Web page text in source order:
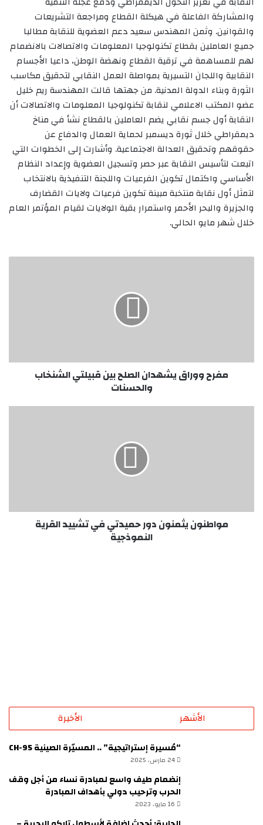
والمشاركة الفاعلة في هيكلة القطاع ومراجعة التشريعات
والقوانين. وثمن المهندس سعيد دعم العضوية للنقابة مطالبا
جميع العاملين بقطاع تكنولوجيا المعلومات والاتصالات بالانضمام
لهم للمساهمة في ترقية القطاع ونهضة الوطن، داعيا الأجسام
النقابية واللجان التسيرية بمواصلة العمل النقابي لتحقيق مكاسب
الثورة وبناء الدولة المدنية. من جهتها قالت المهندسة ريم خليل
عضو المكتب الاعلامي لنقابة تكنولوجيا المعلومات والاتصالات أن
النقابة أول جسم نقابي يضم العاملين بالقطاع نشأ في مناخ
ديمقراطي خلال ثورة ديسمبر لحماية العمال والدفاع عن
حقوقهم وتحقيق العدالة الاجتماعية. وأشارت إلى الخطوات التي
اتبعت لتأسيس النقابة عبر حصر وتسجيل العضوية وإعداد النظام
الأساسي واكتمال تكوين الفرعيات واللجنة التنفيذية بالانتخاب
لتمثل أول نقابة منتخبة مبينة تكوين فرعيات ولايات القضارف
والجزيرة والبحر الأحمر واستمرار بقية الولايات لقيام المؤتمر العام
خلال شهر مايو الحالي.
مفرح
مفرح ووراق يشهدان الصلح بين قبيلتي الشنخاب
والحسنات
مواطنون يثمنون دور حميدتي في تشييد القرية
النموذجية
الأشهر الأخيرة
“مُسيرة إستراتيجية” .. المسيّرة الصينية CH-95
24 مارس، 2025
إنضمام طيف واسع لمبادرة نساء من أجل وقف
الحرب وترحيب دولي بأهداف المبادرة
16 مايو، 2023